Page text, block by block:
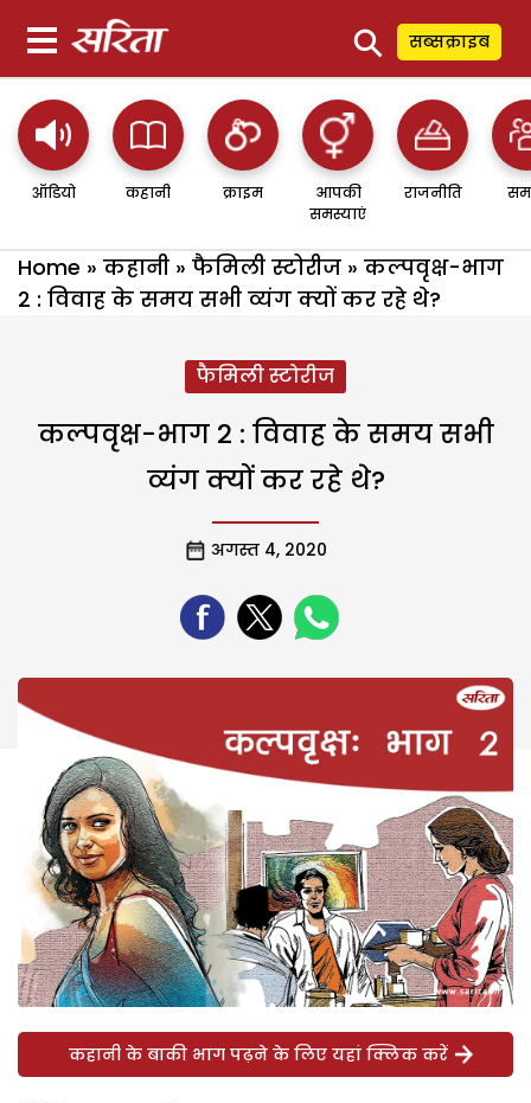
⚲ सब्सक्राइब
ऑडियो कहानी क्राइम
आपकी
समस्याएं
राजनीति
Home » कहानी » फैमिली स्टोरीज » कल्पवृक्ष-भाग
2 : विवाह के समय सभी व्यंग क्यों कर रहे थे?
फैमिली स्टोरीज
कल्पवृक्ष-भाग 2 : विवाह के समय सभी
व्यंग क्यों कर रहे थे?
अगस्त 4, 2020
कहानी के बाकी भाग पढ़ने के लिए यहां क्लिक करें